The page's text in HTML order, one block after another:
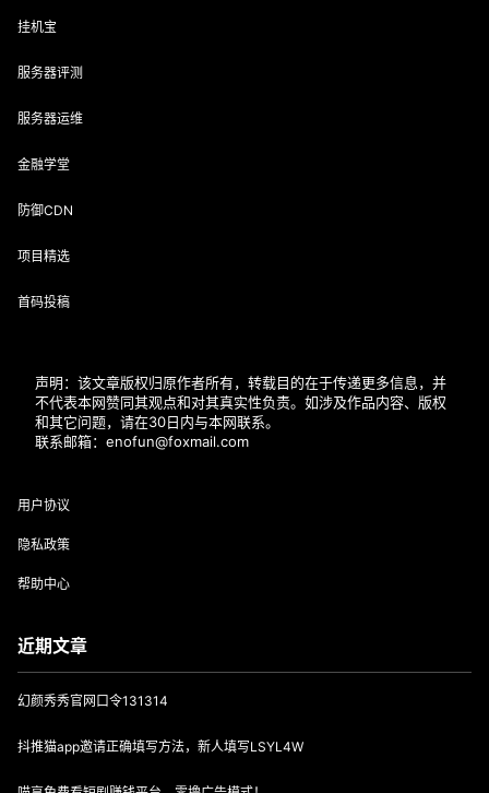
挂机宝
服务器评测
服务器运维
金融学堂
防御CDN
项目精选
首码投稿
声明：该文章版权归原作者所有，转载目的在于传递更多信息，并
不代表本网赞同其观点和对其真实性负责。如涉及作品内容、版权
和其它问题，请在30日内与本网联系。
联系邮箱：enofun@foxmail.com
用户协议
隐私政策
帮助中心
近期文章
幻颜秀秀官网口令131314
抖推猫app邀请正确填写方法，新人填写LSYL4W